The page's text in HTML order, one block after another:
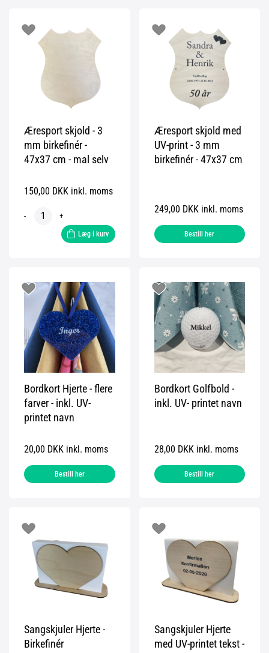
Æresport skjold - 3
mm birkefinér -
47x37 cm - mal selv
150,00 DKK inkl. moms
- +
Læg i kurv
Æresport skjold med
UV-print - 3 mm
birkefinér - 47x37 cm
249,00 DKK inkl. moms
Bestill her
Bordkort Hjerte - flere
farver - inkl. UV-
printet navn
20,00 DKK inkl. moms
Bestill her
Bordkort Golfbold -
inkl. UV- printet navn
28,00 DKK inkl. moms
Bestill her
Sangskjuler Hjerte -
Birkefinér
Sangskjuler Hjerte
med UV-printet tekst -